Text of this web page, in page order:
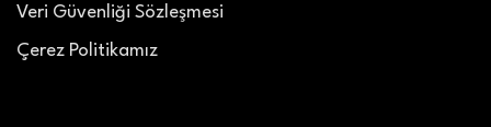
Veri Güvenliği Sözleşmesi
Çerez Politikamız